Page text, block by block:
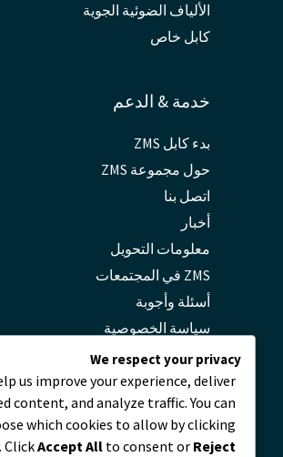
الألياف الضوئية الجوية
كابل خاص
خدمة & الدعم
بدء كابل ZMS
حول مجموعة ZMS
اتصل بنا
أخبار
معلومات التحويل
ZMS في المجتمعات
أسئلة وأجوبة
سياسة الخصوصية
اتصال
servicio@zmscable.es
We respect your privacy
us improve your experience, deliver
content, and analyze traffic. You can
which cookies to allow by clicking
. ClickAccept All to consent or Reject